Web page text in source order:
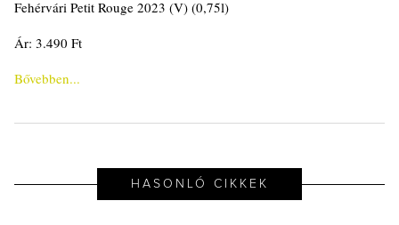
Fehérvári Petit Rouge 2023 (V) (0,75l)
Ár: 3.490 Ft
Bővebben...
HASONLÓ CIKKEK